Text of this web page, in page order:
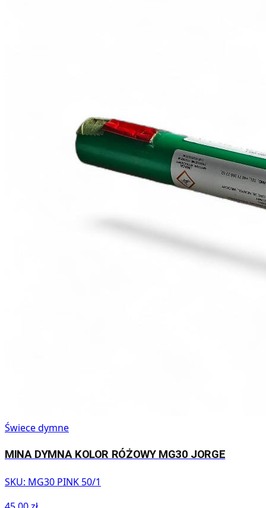
Świece dymne
MINA DYMNA KOLOR RÓŻOWY MG30 JORGE
SKU: MG30 PINK 50/1